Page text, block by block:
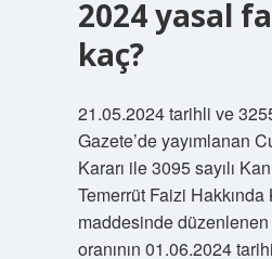
2024 yasal
kaç?
21.05.2024 tarihli ve
Gazete’de yayımlanan
Kararı ile 3095 sayılı
Temerrüt Faizi
maddesinde
oranının 01.06.2024